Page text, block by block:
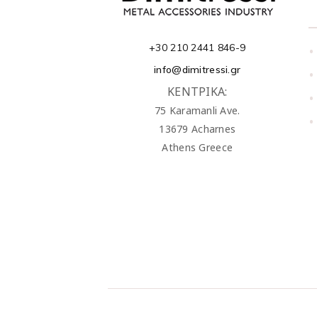
+30 210 2441 846-9
info@dimitressi.gr
ΚΕΝΤΡΙΚΑ:
75 Karamanli Ave.
13679 Acharnes
Athens Greece
•
•
•
•